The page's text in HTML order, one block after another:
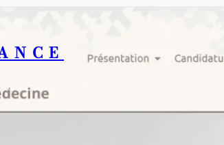
du monde